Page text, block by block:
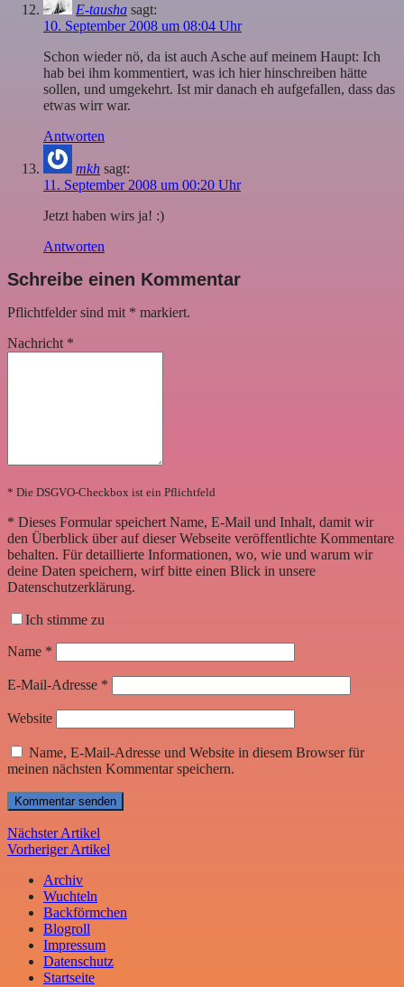
E-tausha sagt:
10. September 2008 um 08:04 Uhr
Schon wieder nö, da ist auch Asche auf meinem Haupt: Ich
hab bei ihm kommentiert, was ich hier hinschreiben hätte
sollen, und umgekehrt. Ist mir danach eh aufgefallen, dass das
etwas wirr war.
Antworten
mkh sagt:
11. September 2008 um 00:20 Uhr
Jetzt haben wirs ja! :)
Antworten
Schreibe einen Kommentar
Pflichtfelder sind mit * markiert.
Nachricht *
* Die DSGVO-Checkbox ist ein Pflichtfeld
* Dieses Formular speichert Name, E-Mail und Inhalt, damit wir
den Überblick über auf dieser Webseite veröffentlichte Kommentare
behalten. Für detaillierte Informationen, wo, wie und warum wir
deine Daten speichern, wirf bitte einen Blick in unsere
Datenschutzerklärung.
Ich stimme zu
Name *
E-Mail-Adresse *
Website
Name, E-Mail-Adresse und Website in diesem Browser für
meinen nächsten Kommentar speichern.
Nächster Artikel
Vorheriger Artikel
Archiv
Wuchteln
Backförmchen
Blogroll
Impressum
Datenschutz
Startseite